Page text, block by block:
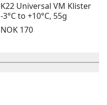
K22 Universal VM Klister
-3°C to +10°C, 55g
Pris:
NOK 170